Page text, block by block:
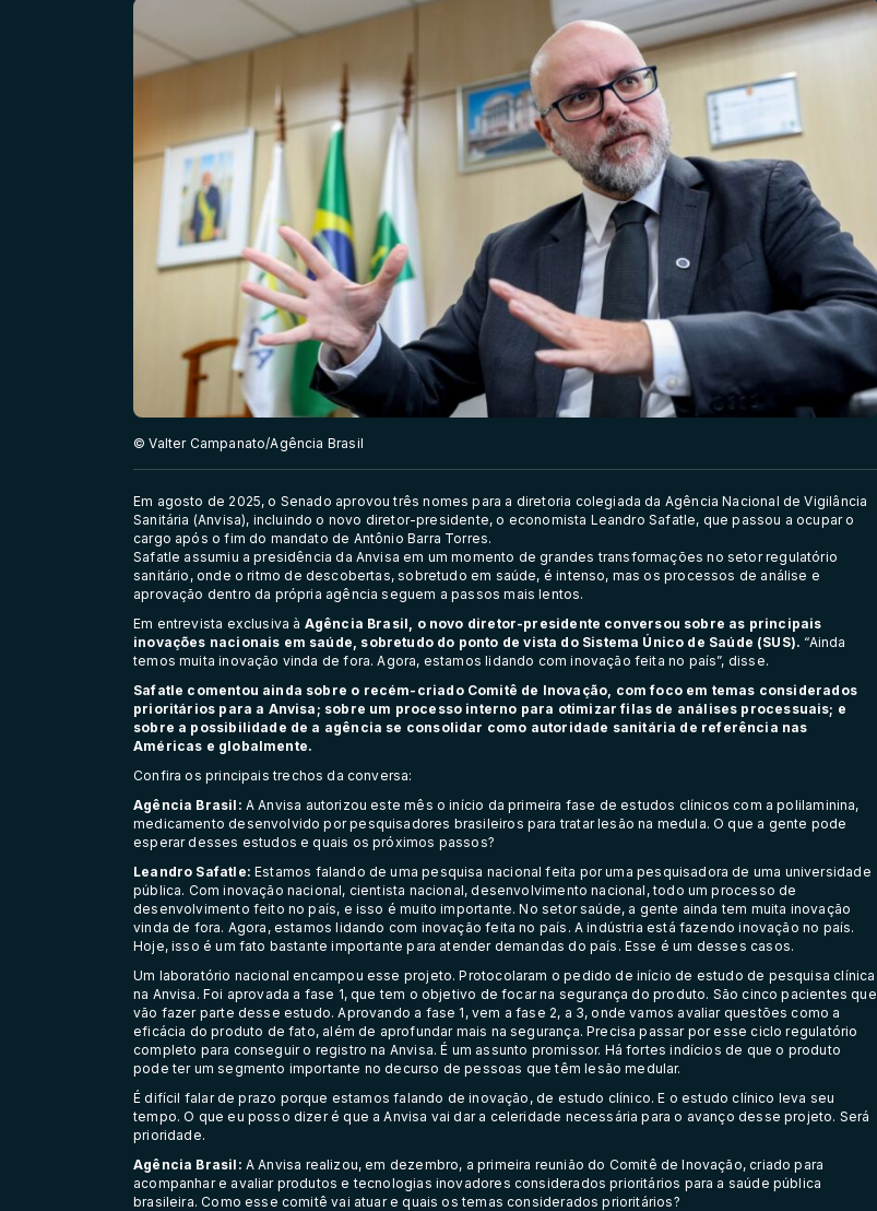
© Valter Campanato/Agência Brasil
Em agosto de 2025, o Senado aprovou três nomes para a diretoria colegiada da Agência Nacional de Vigilância
Sanitária (Anvisa), incluindo o novo diretor-presidente, o economista Leandro Safatle, que passou a ocupar o
cargo após o fim do mandato de Antônio Barra Torres.
Safatle assumiu a presidência da Anvisa em um momento de grandes transformações no setor regulatório
sanitário, onde o ritmo de descobertas, sobretudo em saúde, é intenso, mas os processos de análise e
aprovação dentro da própria agência seguem a passos mais lentos.
Em entrevista exclusiva à Agência Brasil, o novo diretor-presidente conversou sobre as principais
inovações nacionais em saúde, sobretudo do ponto de vista do Sistema Único de Saúde (SUS). “Ainda
temos muita inovação vinda de fora. Agora, estamos lidando com inovação feita no país”, disse.
Safatle comentou ainda sobre o recém-criado Comitê de Inovação, com foco em temas considerados
prioritários para a Anvisa; sobre um processo interno para otimizar filas de análises processuais; e
sobre a possibilidade de a agência se consolidar como autoridade sanitária de referência nas
Américas e globalmente.
Confira os principais trechos da conversa:
Agência Brasil: A Anvisa autorizou este mês oinício da primeira fase de estudos clínicos com a polilaminina,
medicamento desenvolvido por pesquisadores brasileiros para tratar lesão na medula. O que a gente pode
esperar desses estudos e quais os próximos passos?
Leandro Safatle: Estamos falando de uma pesquisa nacional feita por uma pesquisadora de uma universidade
pública. Com inovação nacional, cientista nacional, desenvolvimento nacional, todo um processo de
desenvolvimento feito no país, e isso é muito importante. No setor saúde, a gente ainda tem muita inovação
vinda de fora. Agora, estamos lidando com inovação feita no país. A indústria está fazendo inovação no país.
Hoje, isso é um fato bastante importante para atender demandas do país. Esse é um desses casos.
Um laboratório nacional encampou esse projeto. Protocolaram o pedido de início de estudo de pesquisa clínica
na Anvisa. Foi aprovada a fase 1, que tem o objetivo de focar na segurança do produto. São cinco pacientes que
vão fazer parte desse estudo. Aprovando a fase 1, vem a fase 2, a 3, onde vamos avaliar questões como a
eficácia do produto de fato, além de aprofundar mais na segurança. Precisa passar por esse ciclo regulatório
completo para conseguir o registro na Anvisa. É um assunto promissor. Há fortes indícios de que o produto
pode ter um segmento importante no decurso de pessoas que têm lesão medular.
É difícil falar de prazo porque estamos falando de inovação, de estudo clínico. E o estudo clínico leva seu
tempo. O que eu posso dizer é que a Anvisa vai dar a celeridade necessária para o avanço desse projeto. Será
prioridade.
Agência Brasil: A Anvisa realizou, em dezembro, a primeira reunião do Comitê de Inovação, criado para
acompanhar e avaliar produtos e tecnologias inovadores considerados prioritários para a saúde pública
brasileira. Como esse comitê vai atuar e quais os temas considerados prioritários?